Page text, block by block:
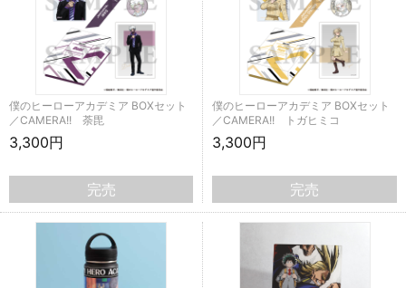
僕のヒーローアカデミア BOXセット
／CAMERA!! 荼毘
3,300円
完売
僕のヒーローアカデミア BOXセット
／CAMERA!! トガヒミコ
3,300円
完売